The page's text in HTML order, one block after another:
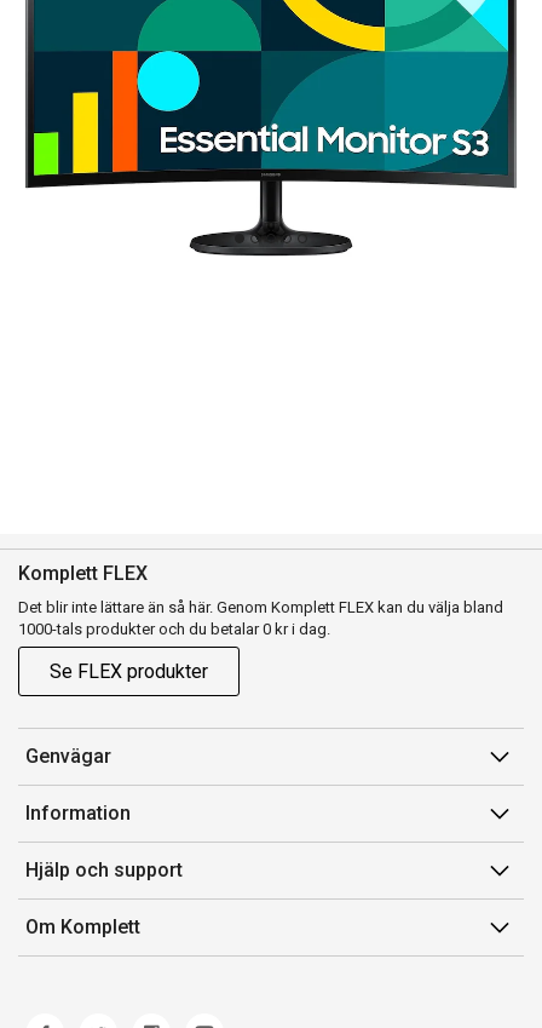
Komplett FLEX
Det blir inte lättare än så här. Genom Komplett FLEX kan du välja bland
1000-tals produkter och du betalar 0 kr i dag.
Se FLEX produkter
Genvägar
Konto
Orderhistorik
Presentkort
Komplett Club
Information
Försäljningsvillkor
Medlemsvillkor for Komplett Club
Lediga tjänster
Hjälp och support
Kontakta oss
Kundservice
Om Komplett